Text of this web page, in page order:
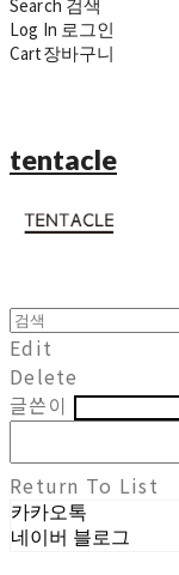
Search 검색
Log In 로그인
Cart장바구니
tentacle
Edit
Delete
글쓴이
Return To List
카카오톡
네이버 블로그